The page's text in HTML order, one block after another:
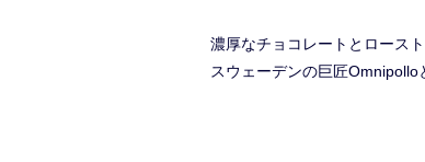
濃厚なチョコレートとロース
スウェーデンの巨匠Omnipollo